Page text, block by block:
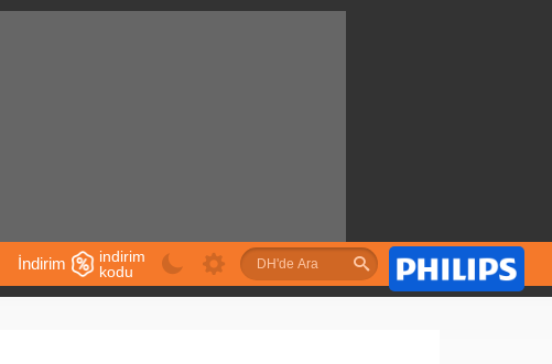
İndirim
indirim
kodu